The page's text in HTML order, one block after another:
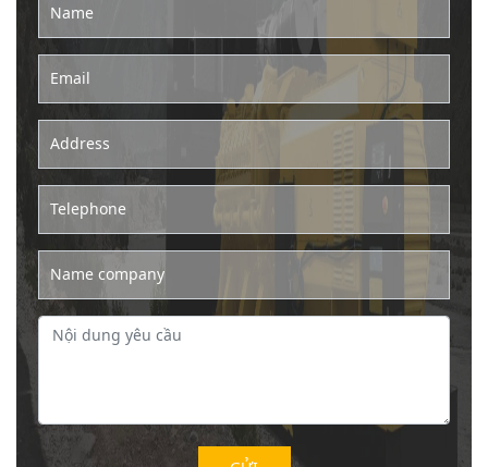
Name
Email
Address
Telephone
Name company